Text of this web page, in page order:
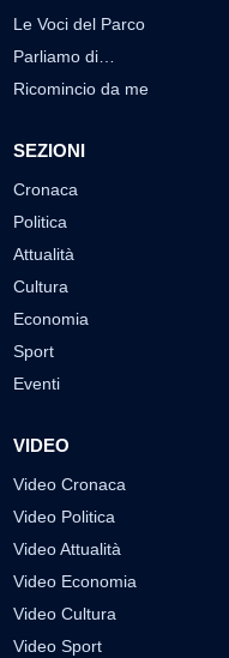
Le Voci del Parco
Parliamo di…
Ricomincio da me
SEZIONI
Cronaca
Politica
Attualità
Cultura
Economia
Sport
Eventi
VIDEO
Video Cronaca
Video Politica
Video Attualità
Video Economia
Video Cultura
Video Sport